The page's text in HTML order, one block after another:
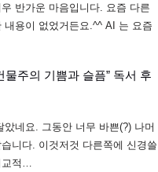
반가운 마음입니다. 요즘 다른
용이 없었거든요.^^ AI 는 요즘
물주의 기쁨과 슬픔” 독서 후
네요. 그동안 너무 바쁜(?) 나머
니다. 이것저것 다른쪽에 신경쓸
적…